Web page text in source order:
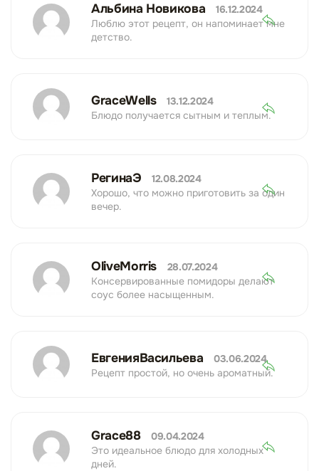
Альбина Новикова
16.12.2024
Люблю этот рецепт, он напоминает мне
детство.
GraceWells
13.12.2024
Блюдо получается сытным и теплым.
РегинаЭ
12.08.2024
Хорошо, что можно приготовить за один
вечер.
OliveMorris
28.07.2024
Консервированные помидоры делают
соус более насыщенным.
ЕвгенияВасильева
03.06.2024
Рецепт простой, но очень ароматный.
Grace88
09.04.2024
Это идеальное блюдо для холодных
дней.